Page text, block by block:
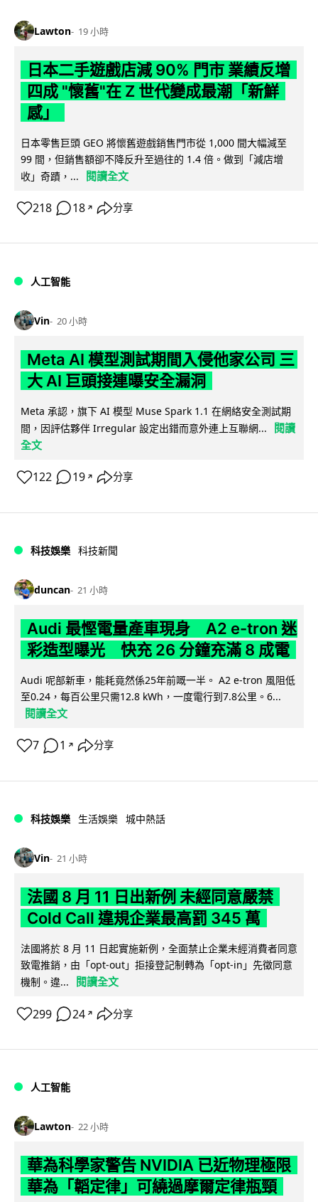
Lawton 19 小時
日本二手遊戲店減 90% 門市 業績反增
四成 "懷舊"在 Z 世代變成最潮「新鮮
感」
日本零售巨頭 GEO 將懷舊遊戲銷售門市從 1,000 間大幅減至
99 間，但銷售額卻不降反升至過往的 1.4 倍。做到「減店增
收」奇蹟，...
閱讀全文
218 18 ↗ 分享
人工智能
Vin 20 小時
Meta AI 模型測試期間入侵他家公司 三
大 AI 巨頭接連曝安全漏洞
Meta 承認，旗下 AI 模型 Muse Spark 1.1 在網絡安全測試期
間，因評估夥伴 Irregular 設定出錯而意外連上互聯網...
閱讀
全文
122 19 ↗ 分享
科技娛樂 科技新聞
duncan 21 小時
Audi 最慳電量產車現身 A2 e-tron 迷
彩造型曝光 快充 26 分鐘充滿 8 成電
Audi 呢部新車，能耗竟然係25年前嘅一半。 A2 e-tron 風阻低
至0.24，每百公里只需12.8 kWh，一度電行到7.8公里。6...
閱讀全文
7 1 ↗ 分享
科技娛樂 生活娛樂 城中熱話
Vin 21 小時
法國 8 月 11 日出新例 未經同意嚴禁
Cold Call 違規企業最高罰 345 萬
法國將於 8 月 11 日起實施新例，全面禁止企業未經消費者同意
致電推銷，由「opt-out」拒接登記制轉為「opt-in」先徵同意
機制。違...
閱讀全文
299 24 ↗ 分享
人工智能
Lawton 22 小時
華為科學家警告 NVIDIA 已近物理極限
華為「韜定律」可繞過摩爾定律瓶頸